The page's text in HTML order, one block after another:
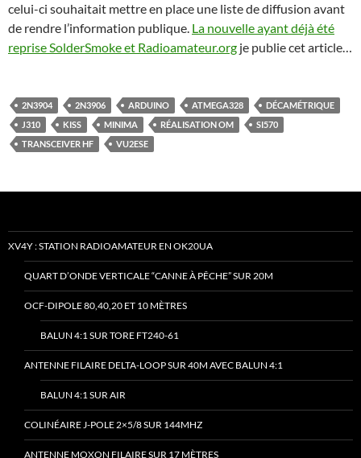
celui-ci souhaitait mettre en place une liste de diffusion avant
de rendre l’information publique. La nouvelle ayant déjà été
reprise SolderSmoke et Radioamateur.org je publie cet article…
2N3904 2N3906 ARDUINO ATMEGA328
DÉCAMÉTRIQUE
J310
KISS MINIMA RÉALISATION OM
SI570
TRANSCEIVER HF
VU2ESE
XV4Y : STATION RADIOAMATEUR EN OK20UA
QUART D’ONDE VERTICALE “CANNE À PÊCHE” SUR 20M
OCF-DIPOLE 80,40,20 ET 10 MÈTRES
BALUN 4:1 SUR TORE FT240-61
ANTENNE FILAIRE DELTA-LOOP SUR 40M AVEC BALUN 4:1
BALUN 4:1 SUR AIR
COLINÉAIRE J-POLE 2×5/8 SUR 144MHZ
ANTENNE MOXON FILAIRE SUR 17 MÈTRES